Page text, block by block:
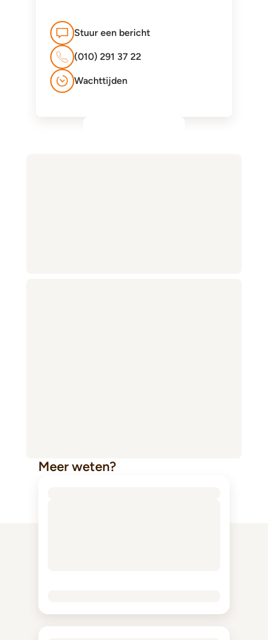
Stuur een bericht
(010) 291 37 22
Wachttijden
Meer weten?